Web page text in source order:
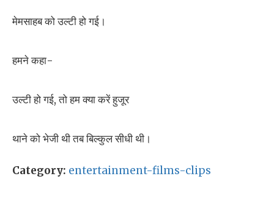
मेमसाहब को उल्टी हो गई।
हमने कहा-
उल्टी हो गई, तो हम क्या करें हुजूर
थाने को भेजी थी तब बिल्कुल सीधी थी।
Category: entertainment-films-clips